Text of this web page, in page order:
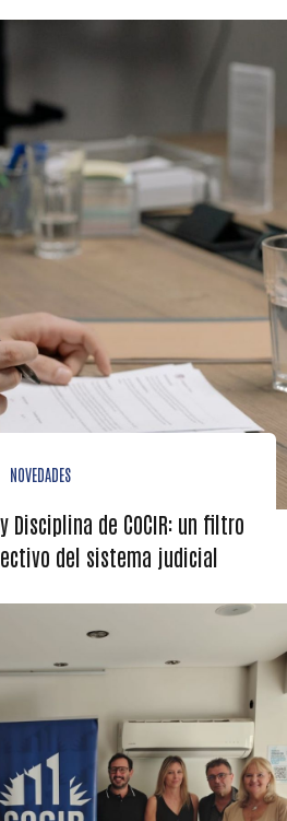
NOVEDADES
Disciplina de COCIR: un filtro
del sistema judicial